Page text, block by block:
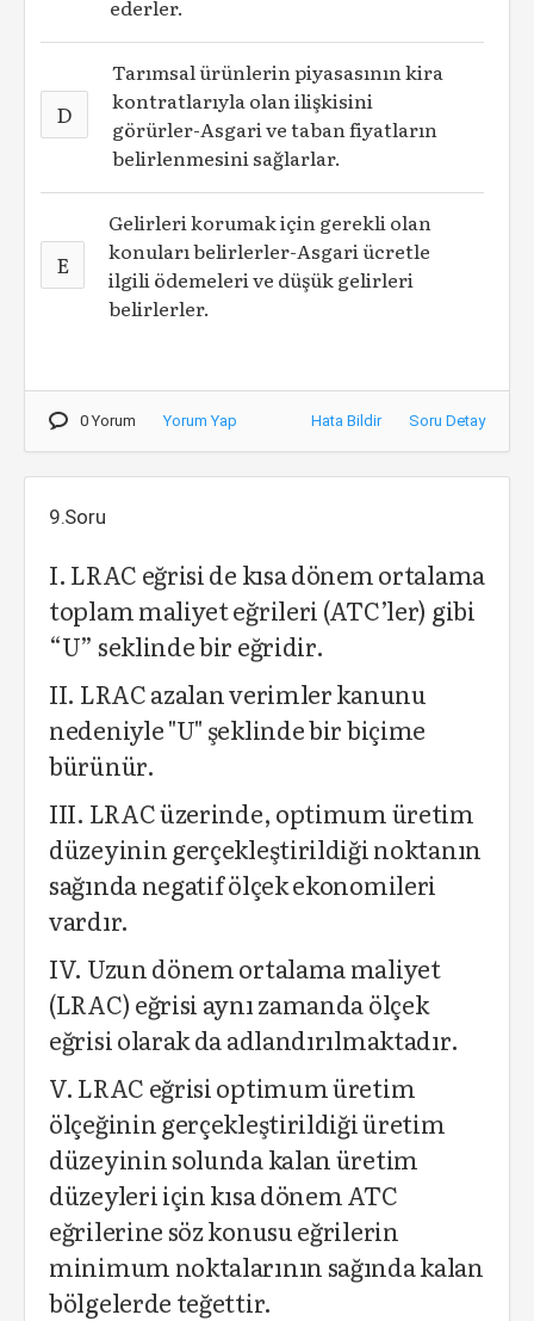
ederler.
D
Tarımsal ürünlerin piyasasının kira
kontratlarıyla olan ilişkisini
görürler-Asgari ve taban fiyatların
belirlenmesini sağlarlar.
E
Gelirleri korumak için gerekli olan
konuları belirlerler-Asgari ücretle
ilgili ödemeleri ve düşük gelirleri
belirlerler.
0 Yorum Yorum Yap Hata Bildir Soru Detay
9.Soru
I. LRAC eğrisi de kısa dönem ortalama
toplam maliyet eğrileri (ATC’ler) gibi
“U” seklinde bir eğridir.
II. LRAC azalan verimler kanunu
nedeniyle "U" şeklinde bir biçime
bürünür.
III. LRAC üzerinde, optimum üretim
düzeyinin gerçekleştirildiği noktanın
sağında negatif ölçek ekonomileri
vardır.
IV. Uzun dönem ortalama maliyet
(LRAC) eğrisi aynı zamanda ölçek
eğrisi olarak da adlandırılmaktadır.
V. LRAC eğrisi optimum üretim
ölçeğinin gerçekleştirildiği üretim
düzeyinin solunda kalan üretim
düzeyleri için kısa dönem ATC
eğrilerine söz konusu eğrilerin
minimum noktalarının sağında kalan
bölgelerde teğettir.